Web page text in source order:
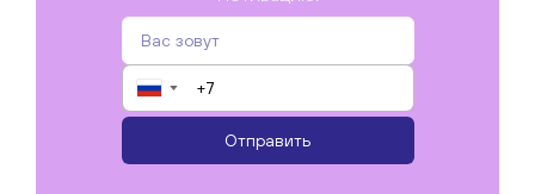
▼
Отправить